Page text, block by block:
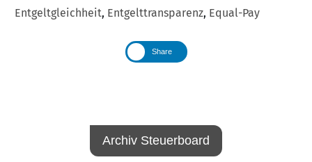
Entgeltgleichheit, Entgelttransparenz, Equal-Pay
Share
Archiv Steuerboard